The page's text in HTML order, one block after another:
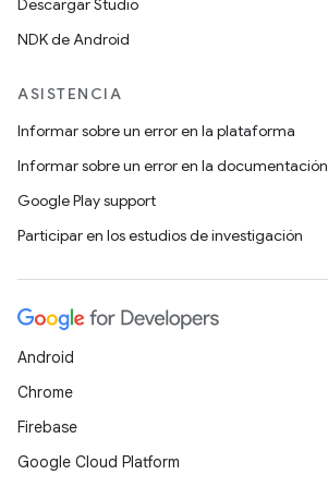
Descargar Studio
NDK de Android
ASISTENCIA
Informar sobre un error en la plataforma
Informar sobre un error en la documentación
Google Play support
Participar en los estudios de investigación
Android
Chrome
Firebase
Google Cloud Platform